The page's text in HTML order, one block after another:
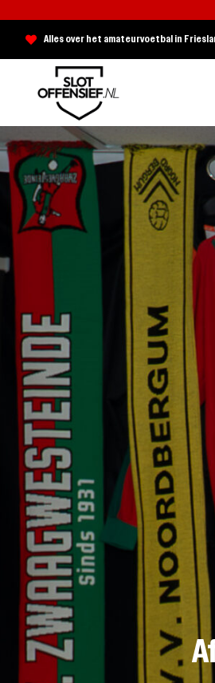
Alles over het amateurvoetbal in